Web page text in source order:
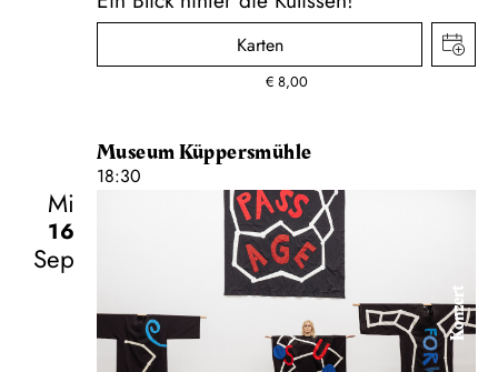
Karten
€ 8,00
Museum Küppersmühle
18:30
Mi
16
Sep
Konzert